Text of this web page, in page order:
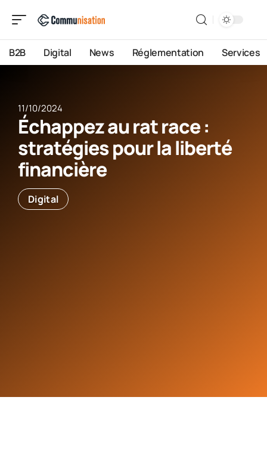
B2B Digital News Réglementation Services
11/10/2024
Échappez au rat race :
stratégies pour la liberté
financière
Digital